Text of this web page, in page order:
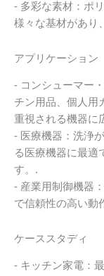
- 多彩な素材：ポ
様々な基材があり
アプリケーション
- コンシューマー
チン用品、個人用
重視される機器に
- 医療機器：洗浄
る医療機器に最適
す。.
- 産業用制御機器
で信頼性の高い動
ケーススタディ
- キッチン家電：